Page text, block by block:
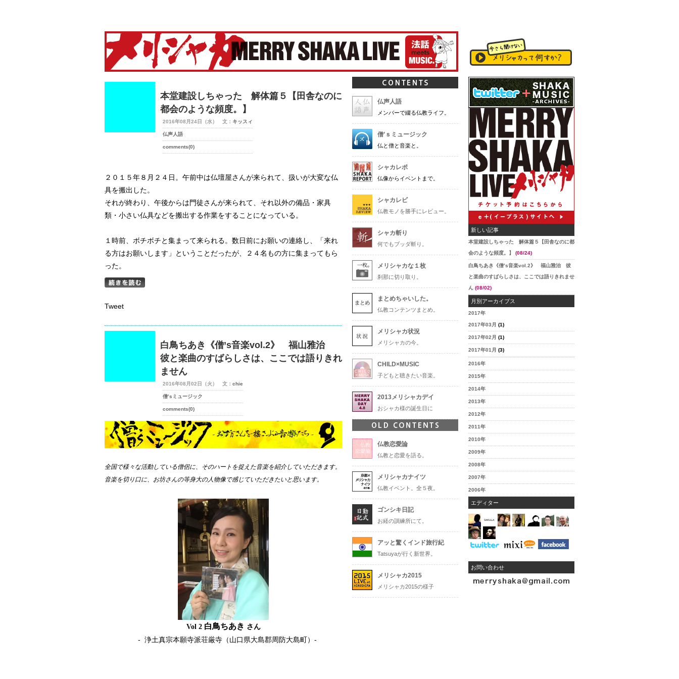
本堂建設しちゃった 解体篇５【田舎なのに
都会のような頻度。】
2016年08月24日（水） 文： キッスィ
仏声人語
comments(0)
２０１５年８月２４日。午前中は仏壇屋さんが来られて、扱いが大変な仏
具を搬出した。
それが終わり、午後からは門徒さんが来られて、それ以外の備品・家具
類・小さい仏具などを搬出する作業をすることになっている。
１時前、ボチボチと集まって来られる。数日前にお願いの連絡し、「来れ
る方はお願いします」ということだったが、２４名もの方に集まってもら
った。
Tweet
白鳥ちあき《僧’s音楽vol.2》 福山雅治
彼と楽曲のすばらしさは、ここでは語りきれ
ません
2016年08月02日（火） 文： chie
僧’sミュージック
comments(0)
全国で様々な活動している僧侶に、そのハートを捉えた音楽を紹介していただきます。
音楽を切り口に、お坊さんの等身大の人物像で感じていただきたいと思います。
Vol 2 白鳥ちあき さん
- 浄土真宗本願寺派荘厳寺（山口県大島郡周防大島町）-
仏声人語
メンバーで綴る仏教ライフ。
僧’ｓミュージック
仏と僧と音楽と。
シャカレポ
仏像からイベントまで。
シャカレビ
仏教モノを勝手にレビュー。
シャカ斬り
何でもブッダ斬り。
メリシャカな１枚
刹那に切り取り。
まとめちゃいした。
仏教コンテンツまとめ。
メリシャカ状況
メリシャカの今。
CHILD×MUSIC
子どもと聴きたい音楽。
2013メリシャカデイ
おシャカ様の誕生日に
仏教恋愛論
仏教と恋愛を語る。
メリシャカナイツ
仏教イベント。全５夜。
ゴンシキ日記
お経の訓練所にて。
アッと驚くインド旅行紀
Tatsuyaが行く新世界。
メリシャカ2015
メリシャカ2015の様子
新しい記事
本堂建設しちゃった 解体篇５【田舎なのに都
会のような頻度。】
(08/24)
白鳥ちあき《僧’s音楽vol.2》 福山雅治 彼
と楽曲のすばらしさは、ここでは語りきれませ
ん (08/02)
月別アーカイブス
2017年
2017年03月 (1)
2017年02月 (1)
2017年01月 (3)
2016年
2015年
2014年
2013年
2012年
2011年
2010年
2009年
2008年
2007年
2006年
エディター
お問い合わせ